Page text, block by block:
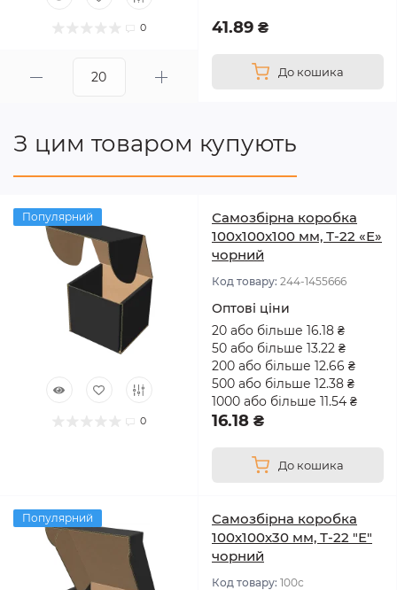
0 41.89 ₴
До кошика
З цим товаром купують
Популярний
0
Самозбірна коробка
100x100x100 мм, Т-22 «Е»
чорний
Код товару: 244-1455666
Оптові ціни
20 або більше 16.18 ₴
50 або більше 13.22 ₴
200 або більше 12.66 ₴
500 або більше 12.38 ₴
1000 або більше 11.54 ₴
16.18 ₴
До кошика
Популярний
Самозбірна коробка
100х100х30 мм, Т-22 "Е"
чорний
Код товару: 100с